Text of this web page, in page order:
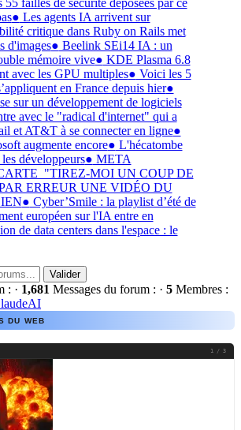
failles de sécurité déposées par ce
●Les agents IA arrivent sur
critique dans Ruby on Rails met
●Beelink SEi14 IA : un
mémoire vive●KDE Plasma 6.8
avec les GPU multiples●Voici les 5
en France depuis hier●
sur un développement de logiciels
avec le "radical d'internet" qui a
AT&T à se connecter en ligne●
augmente encore●L'hécatombe
développeurs●META
"TIREZ-MOI UN COUP DE
ERREUR UNE VIDÉO DU
●Cyber’Smile : la playlist d’été de
européen sur l'IA entre en
data centers dans l'espace : le
: · 1,681 Messages du forum : · 5 Membres :
DU WEB
1 / 3